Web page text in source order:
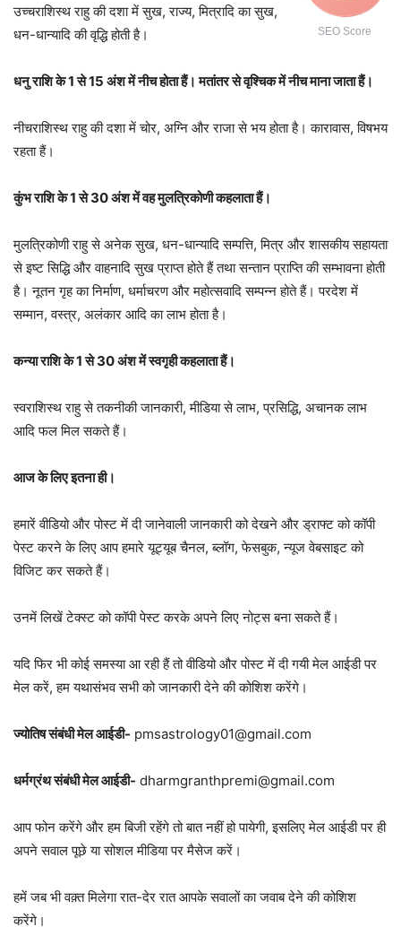
SEO Score
उच्चराशिस्थ राहु की दशा में सुख, राज्य, मित्रादि का सुख,
धन-धान्यादि की वृद्धि होती है।
धनु राशि के 1 से 15 अंश में नीच होता हैं। मतांतर से वृश्चिक में नीच माना जाता हैं।
नीचराशिस्थ राहु की दशा में चोर, अग्नि और राजा से भय होता है। कारावास, विषभय
रहता हैं।
कुंभ राशि के 1 से 30 अंश में वह मुलत्रिकोणी कहलाता हैं।
मुलत्रिकोणी राहु से अनेक सुख, धन-धान्यादि सम्पत्ति, मित्र और शासकीय सहायता
से इष्ट सिद्धि और वाहनादि सुख प्राप्त होते हैं तथा सन्तान प्राप्ति की सम्भावना होती
है। नूतन गृह का निर्माण, धर्माचरण और महोत्सवादि सम्पन्न होते हैं। परदेश में
सम्मान, वस्त्र, अलंकार आदि का लाभ होता है।
कन्या राशि के 1 से 30 अंश में स्वगृही कहलाता हैं।
स्वराशिस्थ राहु से तकनीकी जानकारी, मीडिया से लाभ, प्रसिद्धि, अचानक लाभ
आदि फल मिल सकते हैं।
आज के लिए इतना ही।
हमारें वीडियो और पोस्ट में दी जानेवाली जानकारी को देखने और ड्राफ्ट को कॉपी
पेस्ट करने के लिए आप हमारे यूट्यूब चैनल, ब्लॉग, फेसबुक, न्यूज वेबसाइट को
विजिट कर सकते हैं।
उनमें लिखें टेक्स्ट को कॉपी पेस्ट करके अपने लिए नोट्स बना सकते हैं।
यदि फिर भी कोई समस्या आ रही हैं तो वीडियो और पोस्ट में दी गयी मेल आईडी पर
मेल करें, हम यथासंभव सभी को जानकारी देने की कोशिश करेंगे।
ज्योतिष संबंधी मेल आईडी- pmsastrology01@gmail.com
धर्मग्रंथ संबंधी मेल आईडी- dharmgranthpremi@gmail.com
आप फोन करेंगे और हम बिजी रहेंगे तो बात नहीं हो पायेगी, इसलिए मेल आईडी पर ही
अपने सवाल पूछे या सोशल मीडिया पर मैसेज करें।
हमें जब भी वक़्त मिलेगा रात-देर रात आपके सवालों का जवाब देने की कोशिश
करेंगे।